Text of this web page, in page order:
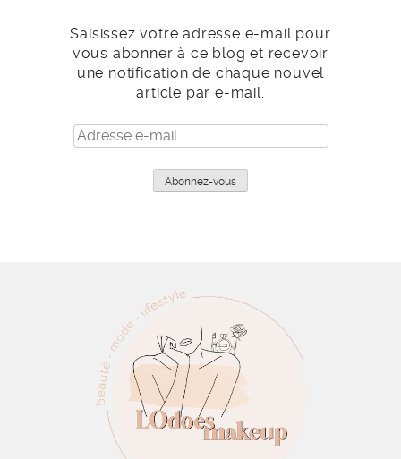
Saisissez votre adresse e-mail pour
vous abonner à ce blog et recevoir
une notification de chaque nouvel
article par e-mail.
Adresse
e-
Abonnez-vous